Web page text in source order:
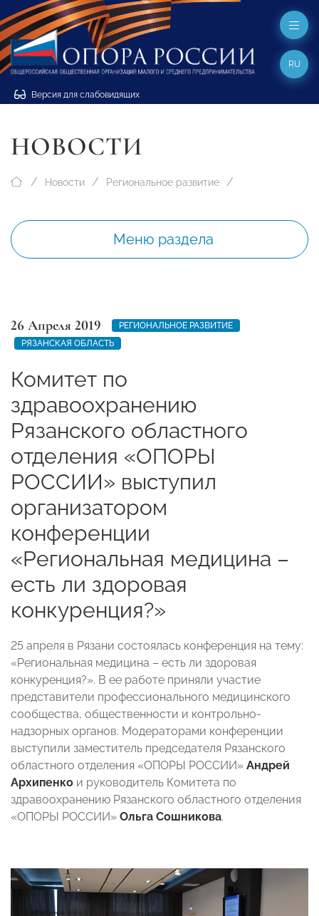
Версия для слабовидящих
RU
НОВОСТИ
Новости Региональное развитие
Меню раздела
26 Апреля 2019
РЕГИОНАЛЬНОЕ РАЗВИТИЕ
РЯЗАНСКАЯ ОБЛАСТЬ
Комитет по
здравоохранению
Рязанского областного
отделения «ОПОРЫ
РОССИИ» выступил
организатором
конференции
«Региональная медицина –
есть ли здоровая
конкуренция?»
25 апреля в Рязани состоялась конференция на тему:
«Региональная медицина – есть ли здоровая
конкуренция?». В ее работе приняли участие
представители профессионального медицинского
сообщества, общественности и контрольно-
надзорных органов. Модераторами конференции
выступили заместитель председателя Рязанского
областного отделения «ОПОРЫ РОССИИ» Андрей
Архипенко и руководитель Комитета по
здравоохранению Рязанского областного отделения
«ОПОРЫ РОССИИ» Ольга Сошникова.